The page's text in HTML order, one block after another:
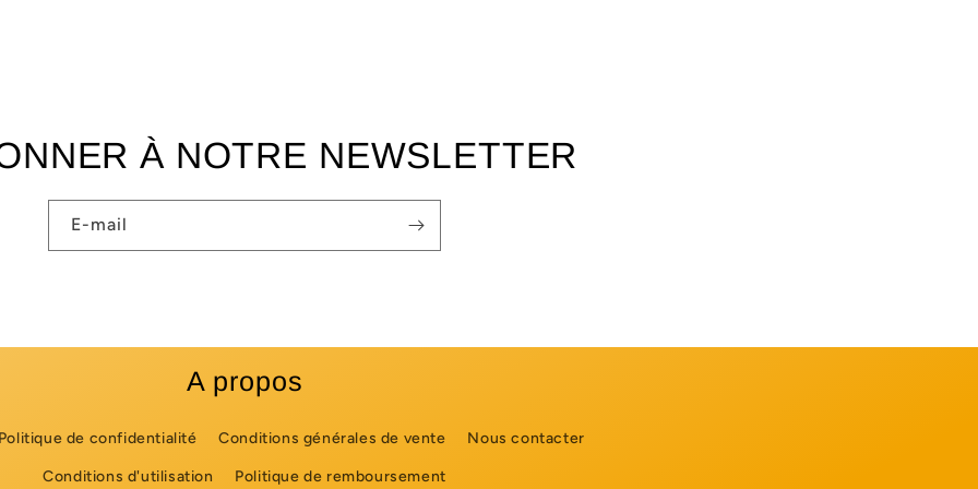
À NOTRE NEWSLETTER
E-mail
A propos
de confidentialité Conditions générales de vente Nous contacter
Conditions d'utilisation Politique de remboursement